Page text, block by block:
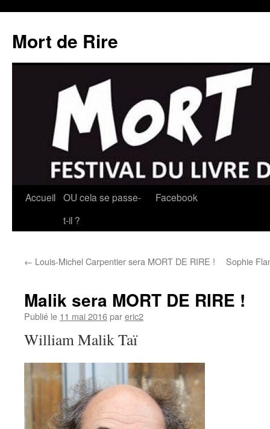
Mort de Rire
Aller
Accueil OU cela se passe-
t-il ?
Facebook
← Louis-Michel Carpentier sera MORT DE RIRE ! Sophie
Malik sera MORT DE RIRE !
Publié le 11 mai 2016pareric2
William Malik Taï